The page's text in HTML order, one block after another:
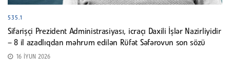
535.1
Sifarişçi Prezident Administrasiyası, icraçı Daxili İşlər Nazirliyidir
– 8 il azadlıqdan məhrum edilən Rüfət Səfərovun son sözü
16 İYUN 2026